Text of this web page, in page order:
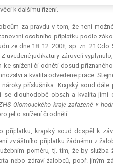
k dalšímu řízení.
za pravdu v tom, že není
osobního příplatku podle
ze dne 18. 12. 2008, sp. zn. 21 Cdo
Z uvedené judikatury zároveň
ke snížení či odnětí dosud
a kvalita odvedené práce.
nároky příslušníka. Krajský soud
se dlouhodobě obsah a kvalita
Olomouckého kraje zařazené v
jeho snížení či odnětí.
příplatku, krajský soud dospěl k
zvláštního příplatku žádnému z
poměru, tj. tím, že by
nebo zdraví žalobců, popř. jiným